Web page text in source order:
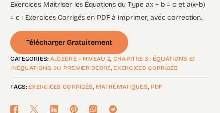
Exercices Maîtriser les Équations du Type ax + b = c et a(x+b)
= c : Exercices Corrigés en PDF à imprimer, avec correction.
Télécharger Gratuitement
CATEGORIES: ALGÈBRE – NIVEAU 2, CHAPITRE 3 : ÉQUATIONS ET
INÉQUATIONS DU PREMIER DEGRÉ, EXERCICES CORRIGÉS
TAGS: EXERCICES CORRIGÉS, MATHÉMATIQUES, PDF